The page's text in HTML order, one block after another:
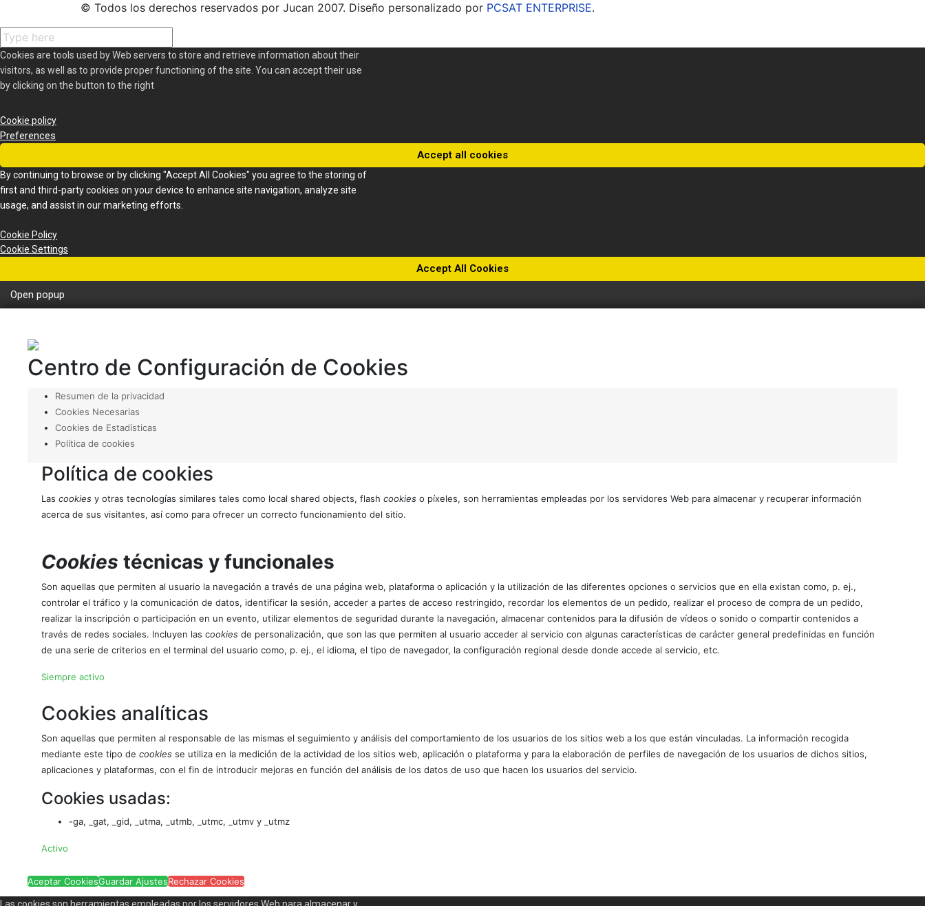
© Todos los derechos reservados por Jucan 2007. Diseño personalizado por PCSAT ENTERPRISE.
Cookies are tools used by Web servers to store and retrieve information about their
visitors, as well as to provide proper functioning of the site. You can accept their use
by clicking on the button to the right
Cookie policy
Preferences
Accept all cookies
By continuing to browse or by clicking "Accept All Cookies" you agree to the storing of
first and third-party cookies on your device to enhance site navigation, analyze site
usage, and assist in our marketing efforts.
Cookie Policy
Cookie Settings
Accept All Cookies
Open popup
Centro de Configuración de Cookies
Resumen de la privacidad
Cookies Necesarias
Cookies de Estadísticas
Política de cookies
Política de cookies
Las cookies y otras tecnologías similares tales como local shared objects, flash cookies o píxeles, son herramientas empleadas por los servidores Web para almacenar y recuperar información
acerca de sus visitantes, así como para ofrecer un correcto funcionamiento del sitio.
Cookies técnicas y funcionales
Son aquellas que permiten al usuario la navegación a través de una página web, plataforma o aplicación y la utilización de las diferentes opciones o servicios que en ella existan como, p. ej.,
controlar el tráfico y la comunicación de datos, identificar la sesión, acceder a partes de acceso restringido, recordar los elementos de un pedido, realizar el proceso de compra de un pedido,
realizar la inscripción o participación en un evento, utilizar elementos de seguridad durante la navegación, almacenar contenidos para la difusión de vídeos o sonido o compartir contenidos a
través de redes sociales. Incluyen las cookies de personalización, que son las que permiten al usuario acceder al servicio con algunas características de carácter general predefinidas en función
de una serie de criterios en el terminal del usuario como, p. ej., el idioma, el tipo de navegador, la configuración regional desde donde accede al servicio, etc.
Siempre activo
Cookies analíticas
Son aquellas que permiten al responsable de las mismas el seguimiento y análisis del comportamiento de los usuarios de los sitios web a los que están vinculadas. La información recogida
mediante este tipo de cookies se utiliza en la medición de la actividad de los sitios web, aplicación o plataforma y para la elaboración de perfiles de navegación de los usuarios de dichos sitios,
aplicaciones y plataformas, con el fin de introducir mejoras en función del análisis de los datos de uso que hacen los usuarios del servicio.
Cookies usadas:
-ga, _gat, _gid, _utma, _utmb, _utmc, _utmv y _utmz
Activo
Aceptar CookiesGuardar AjustesRechazar Cookies